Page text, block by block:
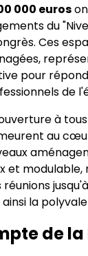
000 euros
du
Ces
pour
de
à
au
et modulable,
la
de la